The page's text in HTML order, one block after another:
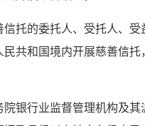
信托的委托人、受托人、受
民共和国境内开展慈善信托
院银行业监督管理机构及其